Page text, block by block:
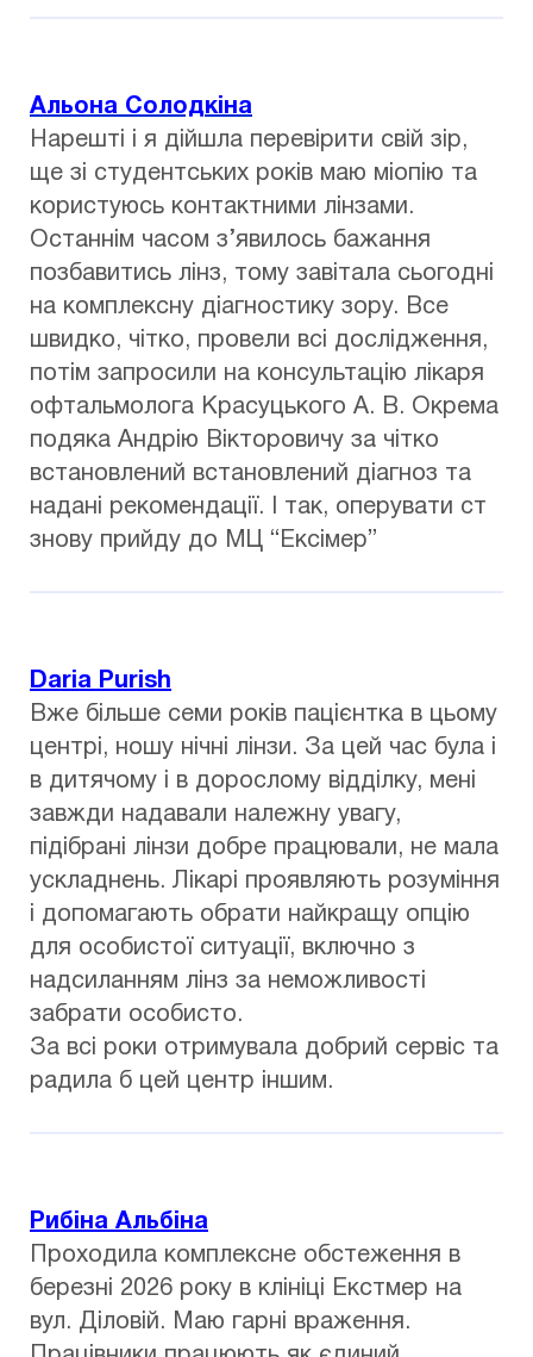
Альона Солодкіна
Нарешті і я дійшла перевірити свій зір,
ще зі студентських років маю міопію та
користуюсь контактними лінзами.
Останнім часом з’явилось бажання
позбавитись лінз, тому завітала сьогодні
на комплексну діагностику зору. Все
швидко, чітко, провели всі дослідження,
потім запросили на консультацію лікаря
офтальмолога Красуцького А. В. Окрема
подяка Андрію Вікторовичу за чітко
встановлений встановлений діагноз та
надані рекомендації. І так, оперувати ст
знову прийду до МЦ “Ексімер”
Daria Purish
Вже більше семи років пацієнтка в цьому
центрі, ношу нічні лінзи. За цей час була і
в дитячому і в дорослому відділку, мені
завжди надавали належну увагу,
підібрані лінзи добре працювали, не мала
ускладнень. Лікарі проявляють розуміння
і допомагають обрати найкращу опцію
для особистої ситуації, включно з
надсиланням лінз за неможливості
забрати особисто.
За всі роки отримувала добрий сервіс та
радила б цей центр іншим.
Рибіна Альбіна
Проходила комплексне обстеження в
березні 2026 року в клініці Екстмер на
вул. Діловій. Маю гарні враження.